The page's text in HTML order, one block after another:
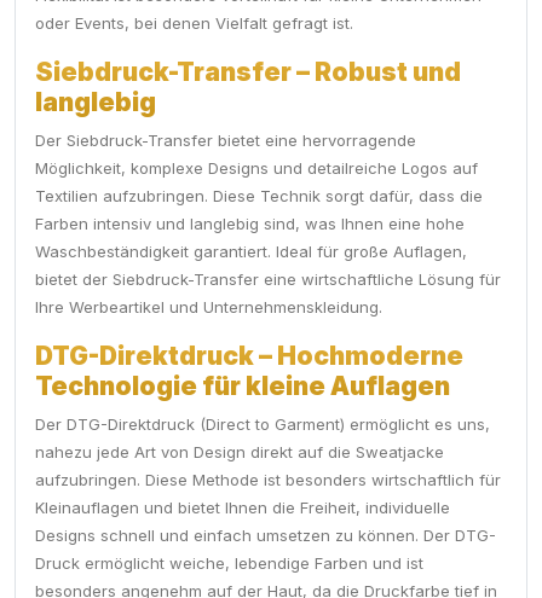
oder Events, bei denen Vielfalt gefragt ist.
Siebdruck-Transfer – Robust und
langlebig
Der Siebdruck-Transfer bietet eine hervorragende
Möglichkeit, komplexe Designs und detailreiche Logos auf
Textilien aufzubringen. Diese Technik sorgt dafür, dass die
Farben intensiv und langlebig sind, was Ihnen eine hohe
Waschbeständigkeit garantiert. Ideal für große Auflagen,
bietet der Siebdruck-Transfer eine wirtschaftliche Lösung für
Ihre Werbeartikel und Unternehmenskleidung.
DTG-Direktdruck – Hochmoderne
Technologie für kleine Auflagen
Der DTG-Direktdruck (Direct to Garment) ermöglicht es uns,
nahezu jede Art von Design direkt auf die Sweatjacke
aufzubringen. Diese Methode ist besonders wirtschaftlich für
Kleinauflagen und bietet Ihnen die Freiheit, individuelle
Designs schnell und einfach umsetzen zu können. Der DTG-
Druck ermöglicht weiche, lebendige Farben und ist
besonders angenehm auf der Haut, da die Druckfarbe tief in